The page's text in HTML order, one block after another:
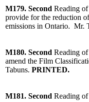
M179. Second Reading
provide for the reduction
emissions in Ontario. Mr.
M180. Second Reading
amend the Film
Tabuns. PRINTED.
M181. Second Reading